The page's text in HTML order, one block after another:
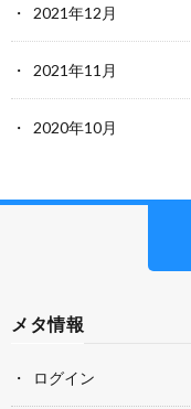
2021年12月
2021年11月
2020年10月
メタ情報
ログイン